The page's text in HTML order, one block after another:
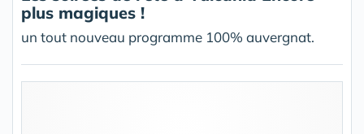
plus magiques !
un tout nouveau programme 100% auvergnat.